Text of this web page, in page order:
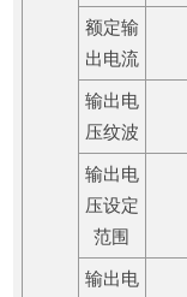
额定输
出电流
输出电
压纹波
输出电
压设定
范围
输出电